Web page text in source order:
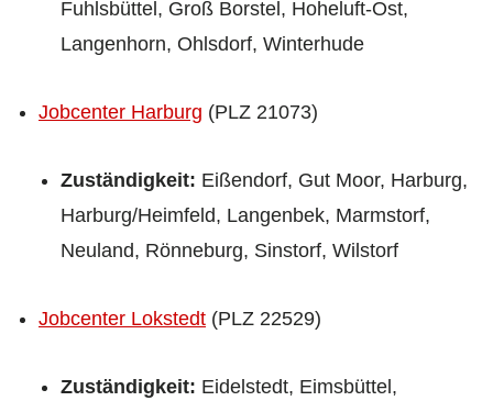
Fuhlsbüttel, Groß Borstel, Hoheluft-Ost,
Langenhorn, Ohlsdorf, Winterhude
Jobcenter Harburg (PLZ 21073)
Zuständigkeit: Eißendorf, Gut Moor, Harburg,
Harburg/Heimfeld, Langenbek, Marmstorf,
Neuland, Rönneburg, Sinstorf, Wilstorf
Jobcenter Lokstedt (PLZ 22529)
Zuständigkeit: Eidelstedt, Eimsbüttel,